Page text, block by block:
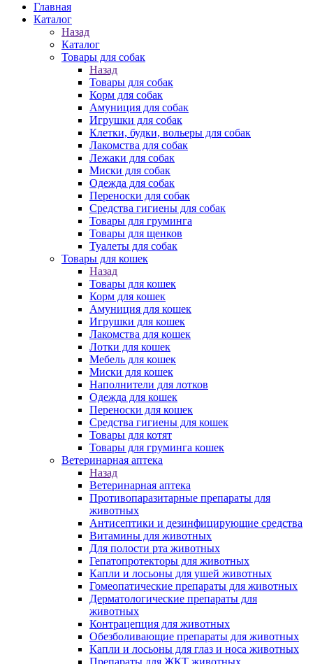
Главная
Каталог
Назад
Каталог
Товары для собак
Назад
Товары для собак
Корм для собак
Амуниция для собак
Игрушки для собак
Клетки, будки, вольеры для собак
Лакомства для собак
Лежаки для собак
Миски для собак
Одежда для собак
Переноски для собак
Средства гигиены для собак
Товары для груминга
Товары для щенков
Туалеты для собак
Товары для кошек
Назад
Товары для кошек
Корм для кошек
Амуниция для кошек
Игрушки для кошек
Лакомства для кошек
Лотки для кошек
Мебель для кошек
Миски для кошек
Наполнители для лотков
Одежда для кошек
Переноски для кошек
Средства гигиены для кошек
Товары для котят
Товары для груминга кошек
Ветеринарная аптека
Назад
Ветеринарная аптека
Противопаразитарные препараты для
животных
Антисептики и дезинфицирующие средства
Витамины для животных
Для полости рта животных
Гепатопротекторы для животных
Капли и лосьоны для ушей животных
Гомеопатические препараты для животных
Дерматологические препараты для
животных
Контрацепция для животных
Обезболивающие препараты для животных
Капли и лосьоны для глаз и носа животных
Препараты для ЖКТ животных